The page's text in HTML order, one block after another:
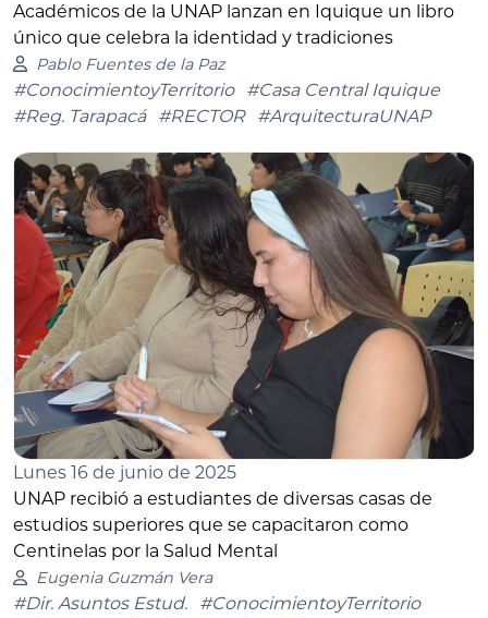
Académicos de la UNAP lanzan en Iquique un libro
único que celebra la identidad y tradiciones
Pablo Fuentes de la Paz
#ConocimientoyTerritorio
#Casa Central Iquique
#Reg. Tarapacá
#RECTOR #ArquitecturaUNAP
Lunes 16 de junio de 2025
UNAP recibió a estudiantes de diversas casas de
estudios superiores que se capacitaron como
Centinelas por la Salud Mental
Eugenia Guzmán Vera
#Dir. Asuntos Estud.
#ConocimientoyTerritorio